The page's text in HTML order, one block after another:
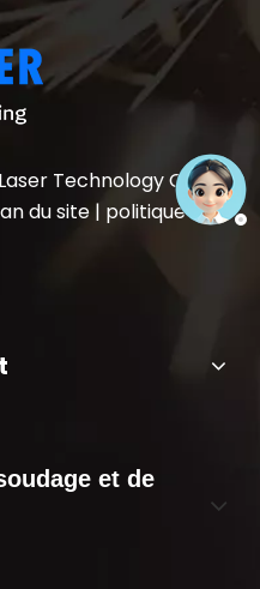
Technology Co.,
du site | politique de
et de